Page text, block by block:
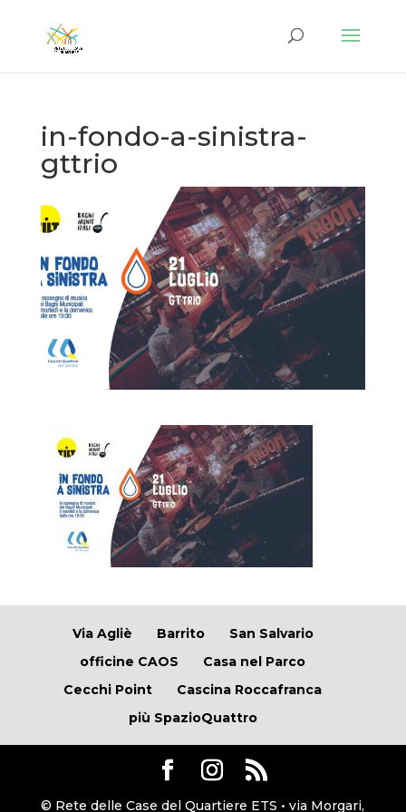
in-fondo-a-sinistra-
gttrio
Via Agliè Barrito
San Salvario
officine CAOS
Casa nel Parco
Cecchi Point
Cascina Roccafranca
più SpazioQuattro
© Rete delle Case del Quartiere ETS • via Morgari,